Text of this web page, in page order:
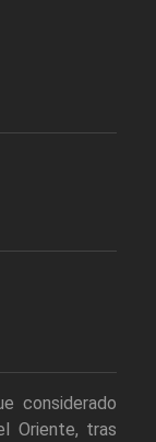
considerado
Oriente, tras